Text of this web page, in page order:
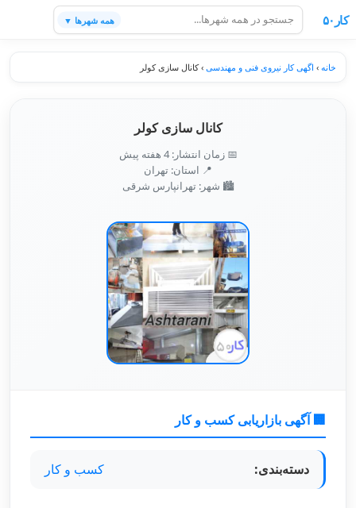
کار۵۰ همه شهرها ▼
خانه › اگهی کار نیروی فنی و مهندسی ›کانال سازی کولر
کانال سازی کولر
📅 زمان انتشار: 4 هفته پیش
📍 استان: تهران
🏙️ شهر: تهرانپارس شرقی
🏢 آگهی بازاریابی کسب و کار
دسته‌بندی: کسب و کار